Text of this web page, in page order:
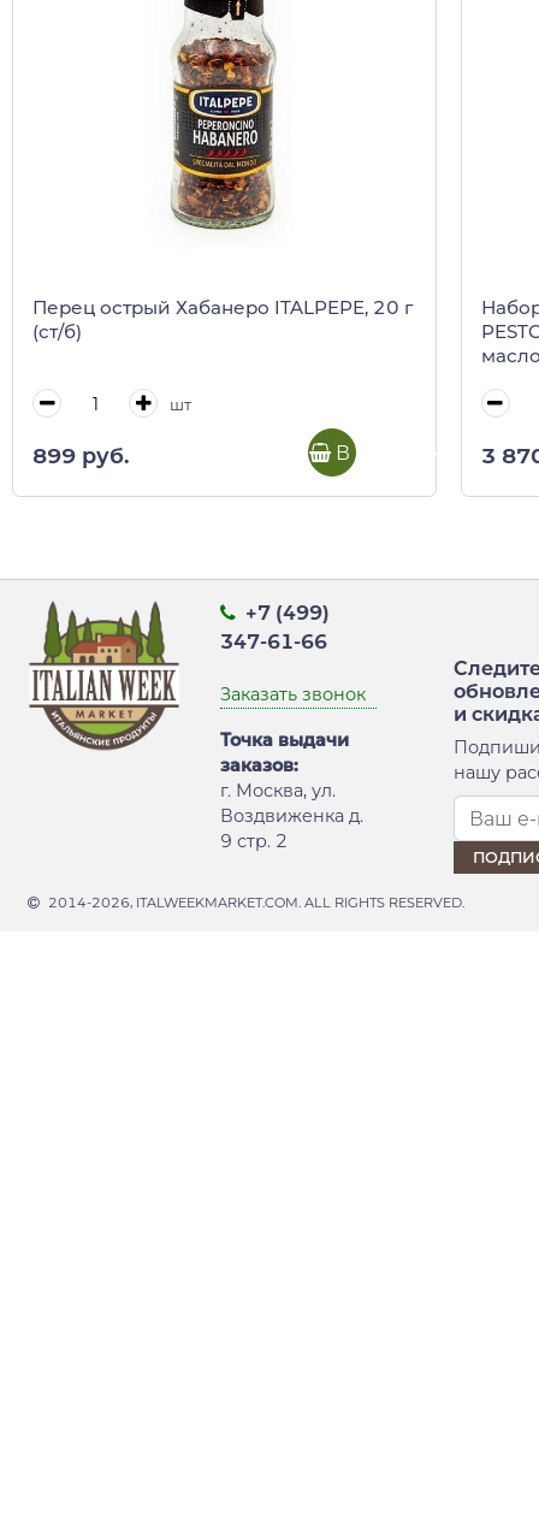
Перец острый Хабанеро ITALPEPE, 20 г
(ст/б)
шт
899 руб. В корзину
Набор
3
+7 (499)
347-61-66
Заказать звонок
Точка выдачи
заказов:
г. Москва, ул.
Воздвиженка д.
9 стр. 2
и
нашу
2014-2026, ITALWEEKMARKET.COM. ALL RIGHTS RESERVED.